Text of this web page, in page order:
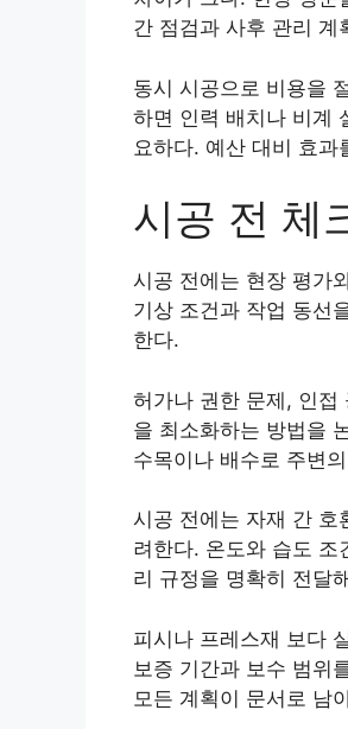
간 점검과 사후 관리 계
동시 시공으로 비용을
하면 인력 배치나 비계
요하다. 예산 대비 효
시공 전 체
시공 전에는 현장 평가
기상 조건과 작업 동선
한다.
허가나 권한 문제, 인접
을 최소화하는 방법을
수목이나 배수로 주변
시공 전에는 자재 간 호
려한다. 온도와 습도 조
리 규정을 명확히 전달
피시나 프레스재 보다
보증 기간과 보수 범위
모든 계획이 문서로 남